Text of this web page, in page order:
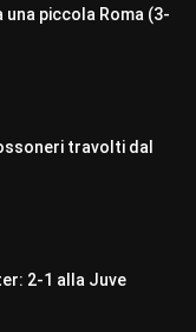
una piccola Roma (3-
travolti dal
2-1 alla Juve